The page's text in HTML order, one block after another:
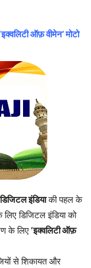
ऑफ़ वीमेन’ मोटो
डिजिटल इंडियाकी पहल के
डिजिटल इंडिया को
के लिए‘इक्वलिटी ऑफ़
से शिकायत और